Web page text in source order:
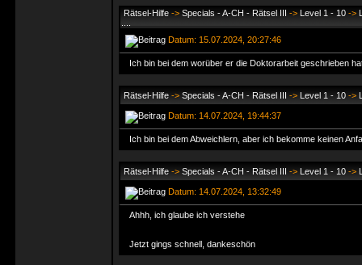
Rätsel-Hilfe -> Specials - A-CH - Rätsel III -> Level 1 - 10 ->
Datum: 15.07.2024, 20:27:46
Ich bin bei dem worüber er die Doktorarbeit geschrieben
Rätsel-Hilfe -> Specials - A-CH - Rätsel III -> Level 1 - 10 ->
Datum: 14.07.2024, 19:44:37
Ich bin bei dem Abweichlern, aber ich bekomme keinen
Rätsel-Hilfe -> Specials - A-CH - Rätsel III -> Level 1 - 10 ->
Datum: 14.07.2024, 13:32:49
Ahhh, ich glaube ich verstehe
Jetzt gings schnell, dankeschön